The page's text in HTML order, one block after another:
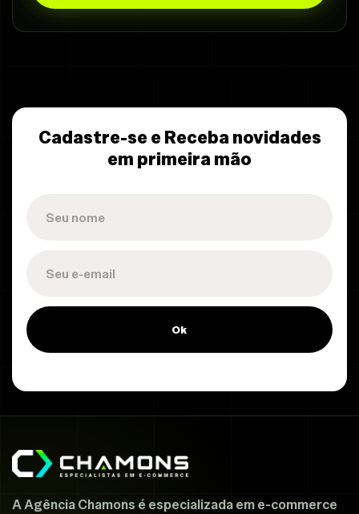
Cadastre-se e Receba novidades
em primeira mão
Ok
A Agência Chamons é especializada em e-commerce